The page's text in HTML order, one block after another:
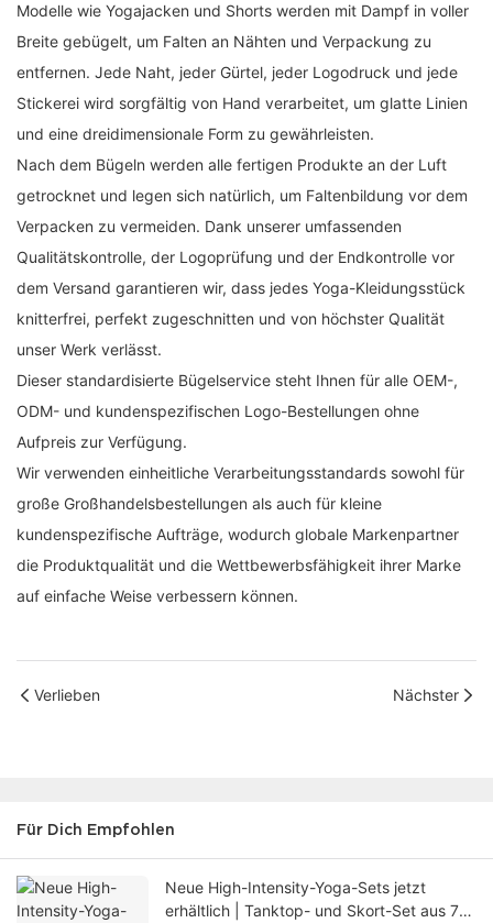
Modelle wie Yogajacken und Shorts werden mit Dampf in voller
Breite gebügelt, um Falten an Nähten und Verpackung zu
entfernen. Jede Naht, jeder Gürtel, jeder Logodruck und jede
Stickerei wird sorgfältig von Hand verarbeitet, um glatte Linien
und eine dreidimensionale Form zu gewährleisten.
Nach dem Bügeln werden alle fertigen Produkte an der Luft
getrocknet und legen sich natürlich, um Faltenbildung vor dem
Verpacken zu vermeiden. Dank unserer umfassenden
Qualitätskontrolle, der Logoprüfung und der Endkontrolle vor
dem Versand garantieren wir, dass jedes Yoga-Kleidungsstück
knitterfrei, perfekt zugeschnitten und von höchster Qualität
unser Werk verlässt.
Dieser standardisierte Bügelservice steht Ihnen für alle OEM-,
ODM- und kundenspezifischen Logo-Bestellungen ohne
Aufpreis zur Verfügung.
Wir verwenden einheitliche Verarbeitungsstandards sowohl für
große Großhandelsbestellungen als auch für kleine
kundenspezifische Aufträge, wodurch globale Markenpartner
die Produktqualität und die Wettbewerbsfähigkeit ihrer Marke
auf einfache Weise verbessern können.
Verlieben Nächster
Für Dich Empfohlen
Neue High-Intensity-Yoga-Sets jetzt
erhältlich | Tanktop- und Skort-Set aus 75